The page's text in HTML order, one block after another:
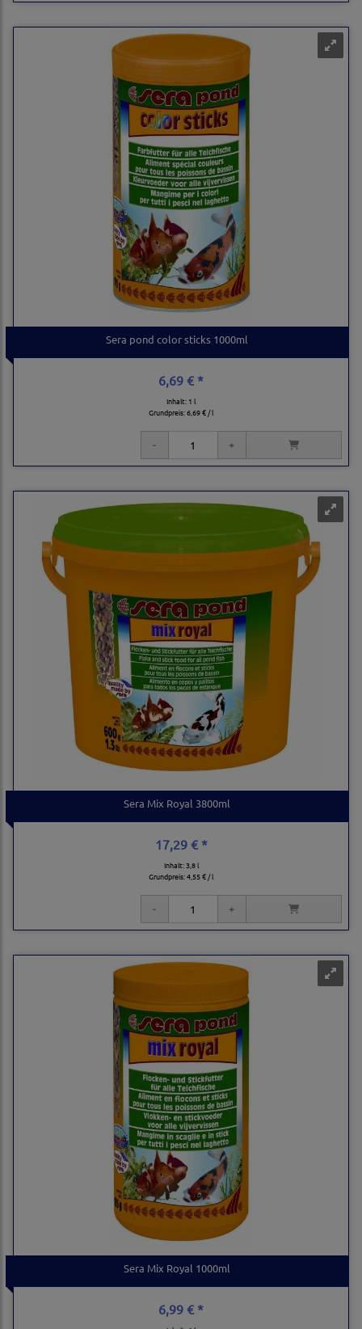
Sera pond color sticks 1000ml
6,69 € *
Inhalt: 1 l
Grundpreis:6,69 € / l
Sera Mix Royal 3800ml
17,29 € *
Inhalt: 3,8 l
Grundpreis:4,55 € / l
Sera Mix Royal 1000ml
6,99 € *